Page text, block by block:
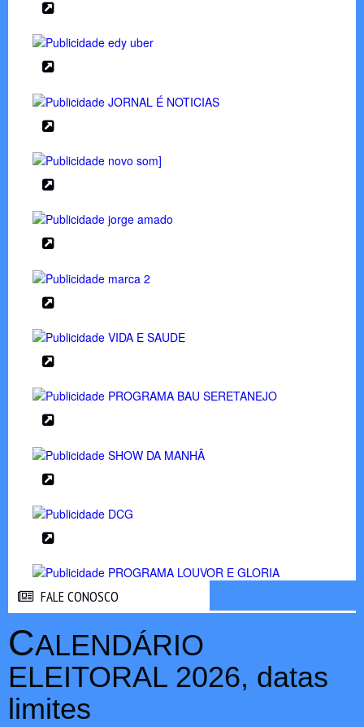
FALE CONOSCO
CALENDÁRIO
ELEITORAL 2026, datas
limites